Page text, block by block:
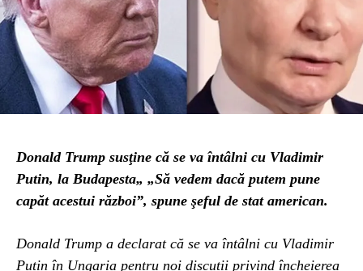
Donald Trump susţine că se va întâlni cu Vladimir
Putin, la Budapesta„ „Să vedem dacă putem pune
capăt acestui război”, spune şeful de stat american.
Donald Trump a declarat că se va întâlni cu Vladimir
Putin în Ungaria pentru noi discuții privind încheierea